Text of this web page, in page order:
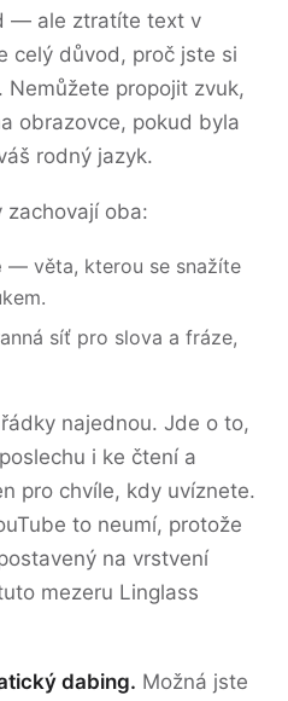
— ale ztratíte text v
celý důvod, proč jste si
Nemůžete propojit zvuk,
obrazovce, pokud byla
rodný jazyk.
oba:
— věta, kterou se snažíte
síť pro slova a fráze,
najednou. Jde o to,
i ke čtení a
pro chvíle, kdy uvíznete.
to neumí, protože
na vrstvení
mezeru Linglass
dabing. Možná jste